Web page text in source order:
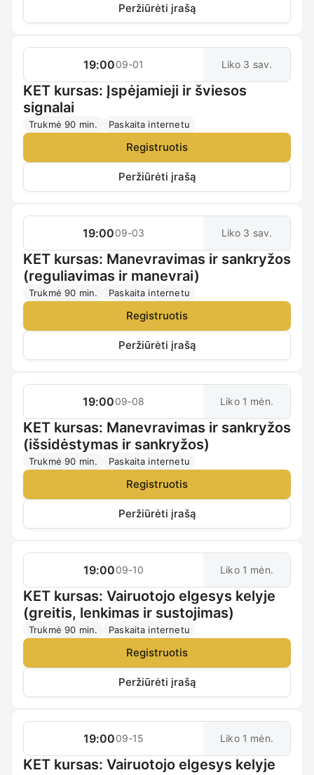
Peržiūrėti įrašą
19:0009-01 Liko 3 sav.
KET kursas: Įspėjamieji ir šviesos
signalai
Trukmė 90 min. Paskaita internetu
Registruotis
Peržiūrėti įrašą
19:0009-03 Liko 3 sav.
KET kursas: Manevravimas ir sankryžos
(reguliavimas ir manevrai)
Trukmė 90 min. Paskaita internetu
Registruotis
Peržiūrėti įrašą
19:0009-08 Liko 1 mėn.
KET kursas: Manevravimas ir sankryžos
(išsidėstymas ir sankryžos)
Trukmė 90 min. Paskaita internetu
Registruotis
Peržiūrėti įrašą
19:0009-10 Liko 1 mėn.
KET kursas: Vairuotojo elgesys kelyje
(greitis, lenkimas ir sustojimas)
Trukmė 90 min. Paskaita internetu
Registruotis
Peržiūrėti įrašą
19:0009-15 Liko 1 mėn.
KET kursas: Vairuotojo elgesys kelyje